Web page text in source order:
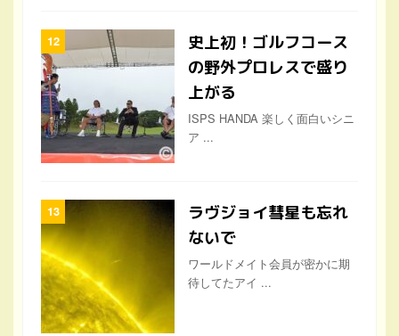
史上初！ゴルフコース
の野外プロレスで盛り
上がる
ISPS HANDA 楽しく面白いシニ
ア ...
ラヴジョイ彗星も忘れ
ないで
ワールドメイト会員が密かに期
待してたアイ ...